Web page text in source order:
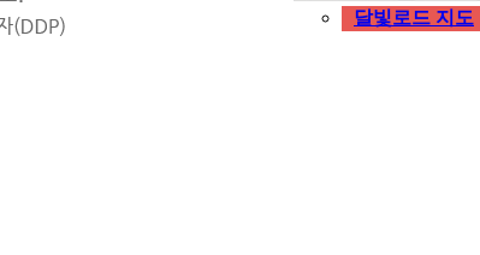
달빛로드 지도